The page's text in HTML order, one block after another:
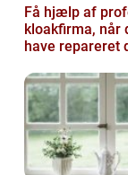
Få hjælp af
kloakfirma, når
have repareret